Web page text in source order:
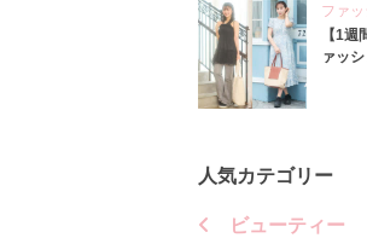
ファ
【1
ァッ
人気カテゴリー
ビューティー